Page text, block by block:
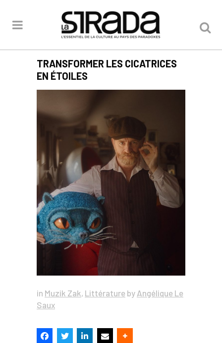
TRANSFORMER LES CICATRICES
EN ÉTOILES
in Muzik Zak, Littérature by Angélique Le
Saux